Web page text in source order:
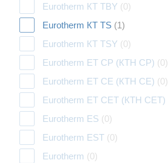
Eurotherm КТ TBY (0)
Eurotherm КТ TS (1)
Eurotherm КТ TSY (0)
Eurotherm ЕТ СР (КТH CP) (0)
Eurotherm ЕТ СЕ (КТH CЕ) (0)
Eurotherm ЕТ СЕТ (КТH CЕТ)
Eurotherm ES (0)
Eurotherm EST (0)
Eurotherm (0)